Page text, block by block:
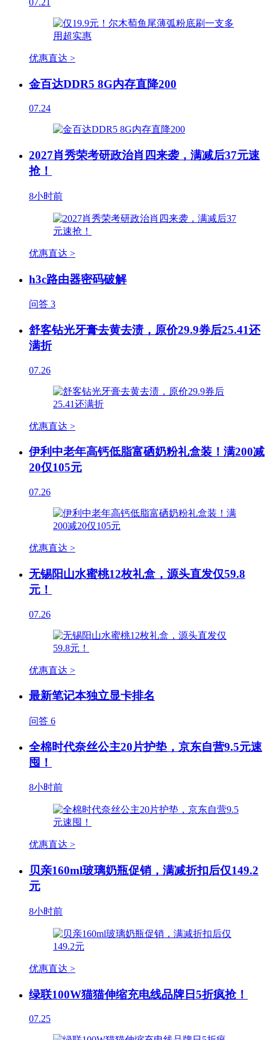
07.21
优惠直达 >
金百达DDR5 8G内存直降200
07.24
2027肖秀荣考研政治肖四来袭，满减后37元速
抢！
8小时前
优惠直达 >
h3c路由器密码破解
问答 3
舒客钻光牙膏去黄去渍，原价29.9券后25.41还
满折
07.26
优惠直达 >
伊利中老年高钙低脂富硒奶粉礼盒装！满200减
20仅105元
07.26
优惠直达 >
无锡阳山水蜜桃12枚礼盒，源头直发仅59.8
元！
07.26
优惠直达 >
最新笔记本独立显卡排名
问答 6
全棉时代奈丝公主20片护垫，京东自营9.5元速
囤！
8小时前
优惠直达 >
贝亲160ml玻璃奶瓶促销，满减折扣后仅149.2
元
8小时前
优惠直达 >
绿联100W猫猫伸缩充电线品牌日5折疯抢！
07.25